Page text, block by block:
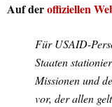
Auf deroffiziellen
Für USAID-
Staaten
Missionen und
vor, der allen